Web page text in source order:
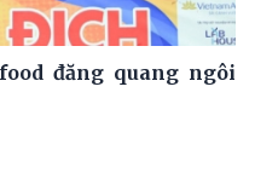
đăng quang ngôi